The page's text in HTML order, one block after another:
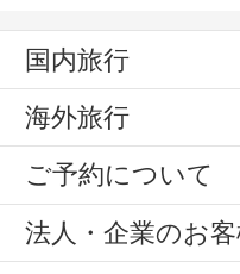
国内旅行
海外旅行
ご予約について
法人・企業のお